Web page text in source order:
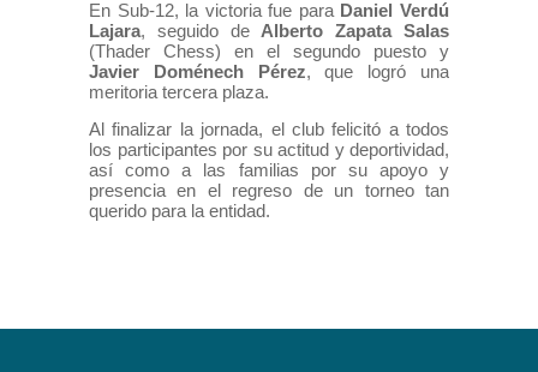
En Sub-12, la victoria fue para Daniel Verdú
Lajara, seguido de Alberto Zapata Salas
(Thader Chess) en el segundo puesto y
Javier Doménech Pérez, que logró una
meritoria tercera plaza.
Al finalizar la jornada, el club felicitó a todos
los participantes por su actitud y deportividad,
así como a las familias por su apoyo y
presencia en el regreso de un torneo tan
querido para la entidad.